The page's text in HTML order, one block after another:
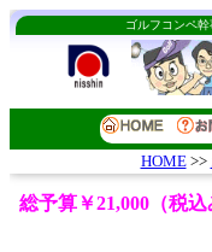
ゴルフコンペ
HOME>>
総予算￥21,000（税